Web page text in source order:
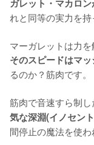
ガレット・マカロン
れと同等の実力を持
マーガレットは力を
そのスピードはマ
るのか？筋肉です。
筋肉で音速すら制
気な深淵(イノセン
間停止の魔法を使わ